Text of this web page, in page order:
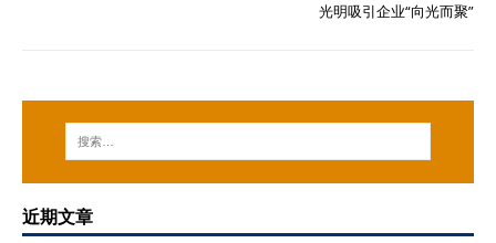
光明吸引企业“向光而聚”
近期文章